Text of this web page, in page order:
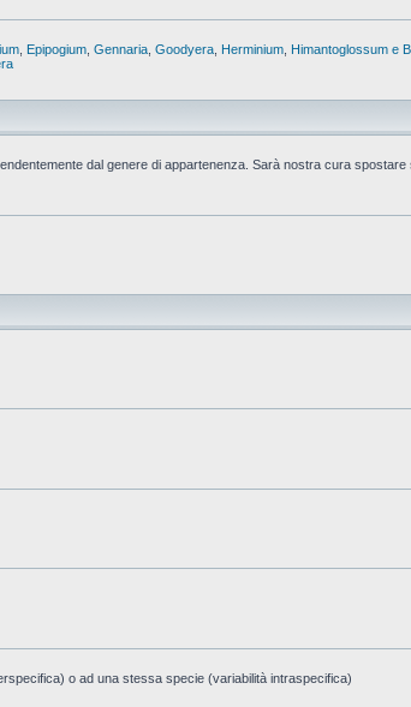
Epipogium Gennaria Goodyera Herminium Himantoglossum e
dal genere di appartenenza. Sarà nostra cura
o ad una stessa specie (variabilità intraspecifica)